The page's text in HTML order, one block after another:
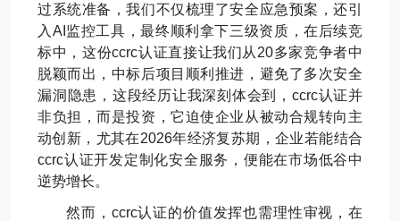
过系统准备，我们不仅梳理了安全应急预案，还引
入 AI 监控工具，最终顺利拿下三级资质，在后续竞
标中，这份ccrc认证直接让我们从 20多家竞争者中
脱颖而出，中标后项目顺利推进，避免了多次安全
漏洞隐患，这段经历让我深刻体会到， ccrc认证并
非负担，而是投资，它迫使企业从被动合规转向主
动创新，尤其在2026年经济复苏期，企业若能结合
ccrc认证开发定制化安全服务，便能在市场低谷中
逆势增长。
然而， ccrc认证的价值发挥也需理性审视，在